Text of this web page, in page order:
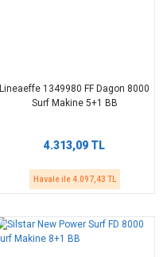
Lineaeffe 1349980 FF Dagon 8000
Surf Makine 5+1 BB
4.313,09 TL
Havale ile 4.097,43 TL